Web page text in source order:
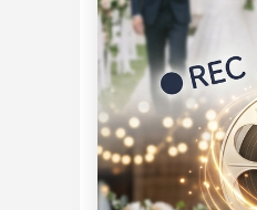
結婚式プロフィール
3分5分7分別の最適
各パート配分・写真
家族婚・少人数挙式
ビー完全ガイド｜ア
結婚式エンドロール
RADWIMPS人気曲
イド